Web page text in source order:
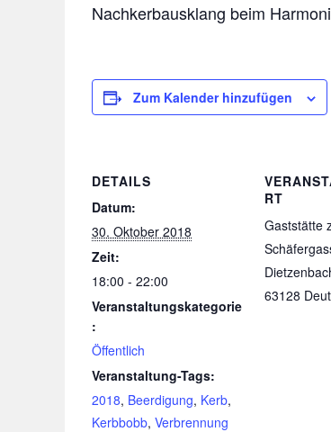
Nachkerbausklang beim
Zum Kalender hinzufügen
DETAILS
Datum:
30. Oktober 2018
Zeit:
18:00 - 22:00
Veranstaltungskategorie
:
Öffentlich
Veranstaltung-Tags:
2018, Beerdigung, Kerb,
Kerbbobb, Verbrennung
RT
Gaststätte
63128